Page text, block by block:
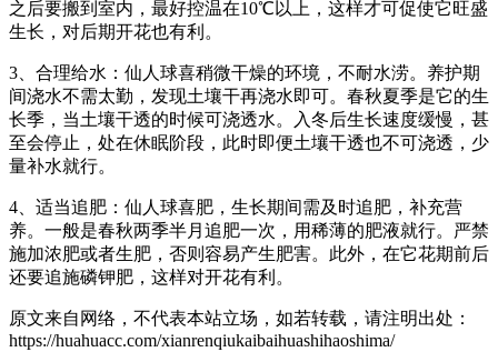
之后要搬到室内，最好控温在10℃以上，这样才可促使它旺盛
生长，对后期开花也有利。
3、合理给水：仙人球喜稍微干燥的环境，不耐水涝。养护期
间浇水不需太勤，发现土壤干再浇水即可。春秋夏季是它的生
长季，当土壤干透的时候可浇透水。入冬后生长速度缓慢，甚
至会停止，处在休眠阶段，此时即便土壤干透也不可浇透，少
量补水就行。
4、适当追肥：仙人球喜肥，生长期间需及时追肥，补充营
养。一般是春秋两季半月追肥一次，用稀薄的肥液就行。严禁
施加浓肥或者生肥，否则容易产生肥害。此外，在它花期前后
还要追施磷钾肥，这样对开花有利。
原文来自网络，不代表本站立场，如若转载，请注明出处：
https://huahuacc.com/xianrenqiukaibaihuashihaoshima/